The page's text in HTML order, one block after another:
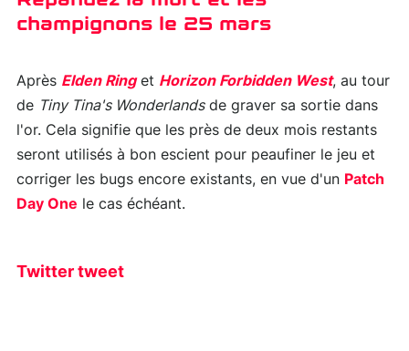
champignons le 25 mars
Après Elden Ringet Horizon Forbidden West, au tour
de Tiny Tina's Wonderlandsde graver sa sortie dans
l'or. Cela signifie que les près de deux mois restants
seront utilisés à bon escient pour peaufiner le jeu et
corriger les bugs encore existants, en vue d'un Patch
Day One le cas échéant.
Twitter tweet